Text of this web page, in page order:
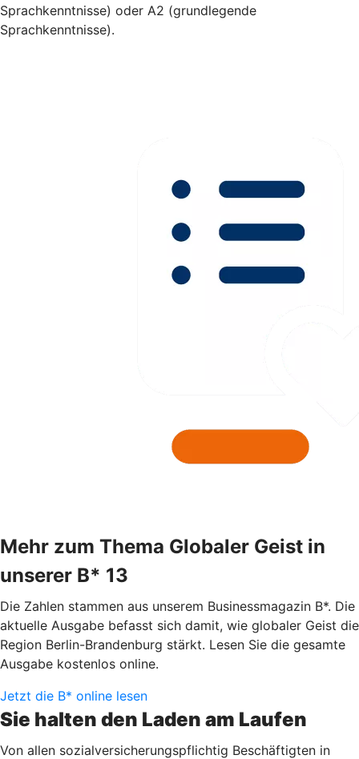
Sprachkenntnisse) oder A2 (grundlegende
Sprachkenntnisse).
Mehr zum Thema Globaler Geist in
unserer B* 13
Die Zahlen stammen aus unserem Businessmagazin B*. Die
aktuelle Ausgabe befasst sich damit, wie globaler Geist die
Region Berlin-Brandenburg stärkt. Lesen Sie die gesamte
Ausgabe kostenlos online.
Jetzt die B* online lesen
Sie halten den Laden am Laufen
Von allen sozialversicherungspflichtig Beschäftigten in